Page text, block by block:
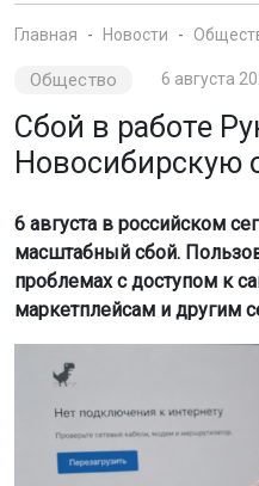
Главная Новости
Общество 6 августа
Сбой в работе
Новосибирскую
6 августа в российском
масштабный сбой.
проблемах с доступом к
маркетплейсам и другим